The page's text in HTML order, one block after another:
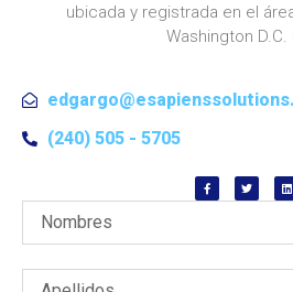
ubicada y registrada en el
Washington D.C.
(240) 505 - 5705